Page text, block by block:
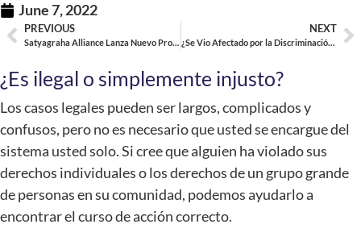
June 7, 2022
PREVIOUS
Satyagraha Alliance Lanza Nuevo Programa de Micropréstamos
NEXT
¿Se Vio Afectado por la Discriminación en la Contratación en California?
¿Es ilegal o simplemente injusto?
Los casos legales pueden ser largos, complicados y
confusos, pero no es necesario que usted se encargue del
sistema usted solo. Si cree que alguien ha violado sus
derechos individuales o los derechos de un grupo grande
de personas en su comunidad, podemos ayudarlo a
encontrar el curso de acción correcto.